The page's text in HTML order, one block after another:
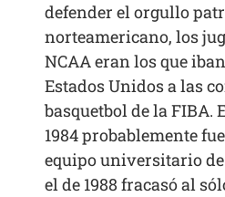
defender el orgullo
norteamericano, los
NCAA eran los que
Estados Unidos a las
basquetbol de la FIBA.
1984 probablemente
equipo universitario
el de 1988 fracasó al